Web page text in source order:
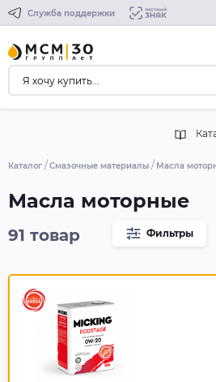
Служба поддержки
Каталог Смазочные материалы Масла
Масла моторные
91 товар Фильтры